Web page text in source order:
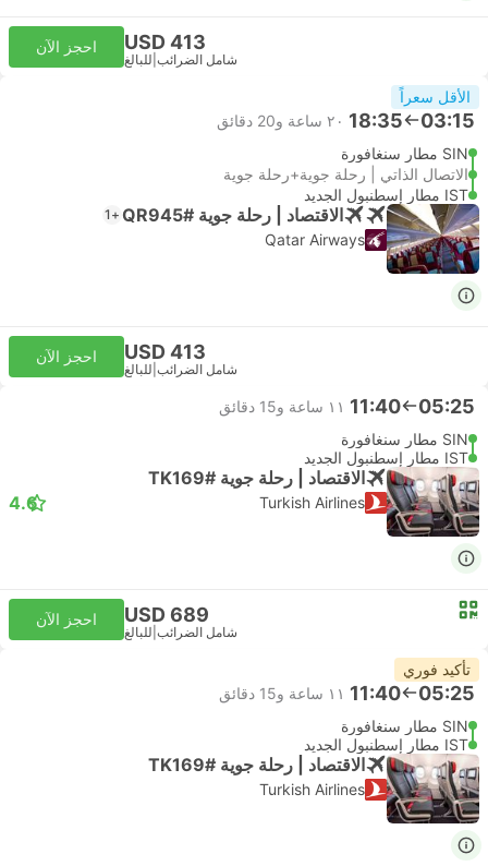
USD 413
شامل الضرائب للبالغ
احجز الآن
الأقل سعراً
03:15
18:35 ٢٠ ساعة و‫20 دقائق
SIN مطار سنغافورة
الاتصال الذاتي | رحلة جوية+رحلة جوية
IST مطار إسطنبول الجديد
الاقتصاد | رحلة جوية #QR945 +1
Qatar Airways
USD 413
شامل الضرائب للبالغ
احجز الآن
05:25
11:40 ١١ ساعة و‫15 دقائق
SIN مطار سنغافورة
IST مطار إسطنبول الجديد
الاقتصاد | رحلة جوية #TK169
Turkish Airlines
4.6
USD 689
شامل الضرائب للبالغ
احجز الآن
تأكيد فوري
05:25
11:40 ١١ ساعة و‫15 دقائق
SIN مطار سنغافورة
IST مطار إسطنبول الجديد
الاقتصاد | رحلة جوية #TK169
Turkish Airlines